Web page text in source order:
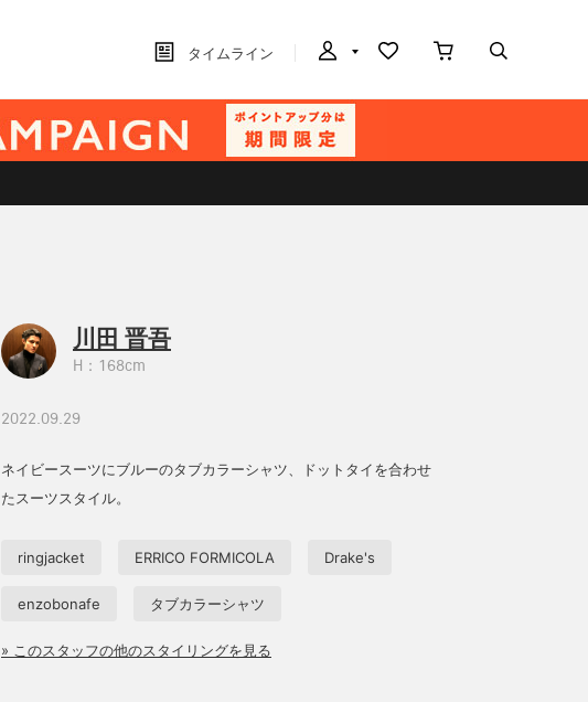
タイムライン
川田 晋吾
H：168cm
2022.09.29
ネイビースーツにブルーのタブカラーシャツ、ドットタイを合わせ
たスーツスタイル。
ringjacket ERRICO FORMICOLA Drake's
enzobonafe タブカラーシャツ
» このスタッフの他のスタイリングを見る